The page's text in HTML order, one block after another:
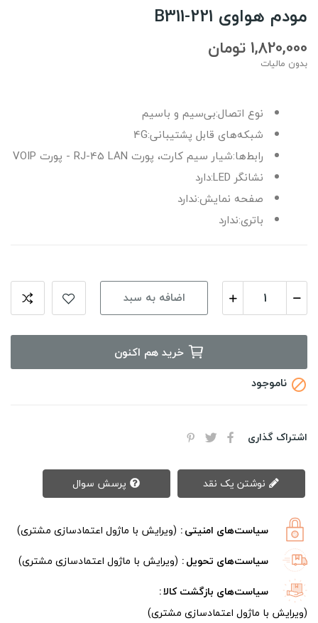
مودم هواوی B311-221
1,820,000 تومان
بدون مالیات
نوع اتصال:بی‌سیم و باسیم
شبکه‌های قابل پشتیبانی:4G
رابط‌ها:شیار سیم کارت، پورت RJ-45 LAN - پورت VOIP
نشانگر LED:
دارد
صفحه نمایش:ندارد
باتری:ندارد
اضافه به سبد
خرید هم اکنون
 ناموجود
اشتراک گذاری
سیاست‌های امنیتی (ویرایش با ماژول اعتمادسازی مشتری)
سیاست‌های تحویل (ویرایش با ماژول اعتمادسازی مشتری)
سیاست‌های بازگشت کالا
(ویرایش با ماژول اعتمادسازی مشتری)